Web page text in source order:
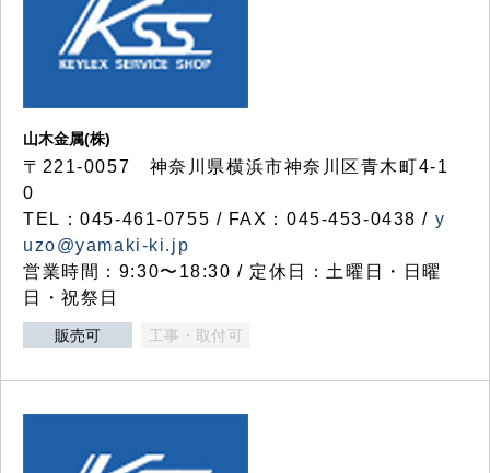
山木金属(株)
〒221-0057 神奈川県横浜市神奈川区青木町4-1
0
TEL：045-461-0755 / FAX：045-453-0438 / y
uzo@yamaki-ki.jp
営業時間：9:30〜18:30 / 定休日：土曜日・日曜
日・祝祭日
販売可 工事・取付可